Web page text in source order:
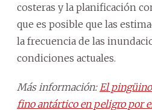
costeras y la planificación
que es posible que las
la frecuencia de las
condiciones actuales.
Más información: El
fino antártico en peligro por